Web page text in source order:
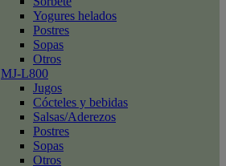
Yogures helados
Postres
Sopas
Otros
MJ-L800
Jugos
Cócteles y bebidas
Salsas/Aderezos
Postres
Sopas
Otros